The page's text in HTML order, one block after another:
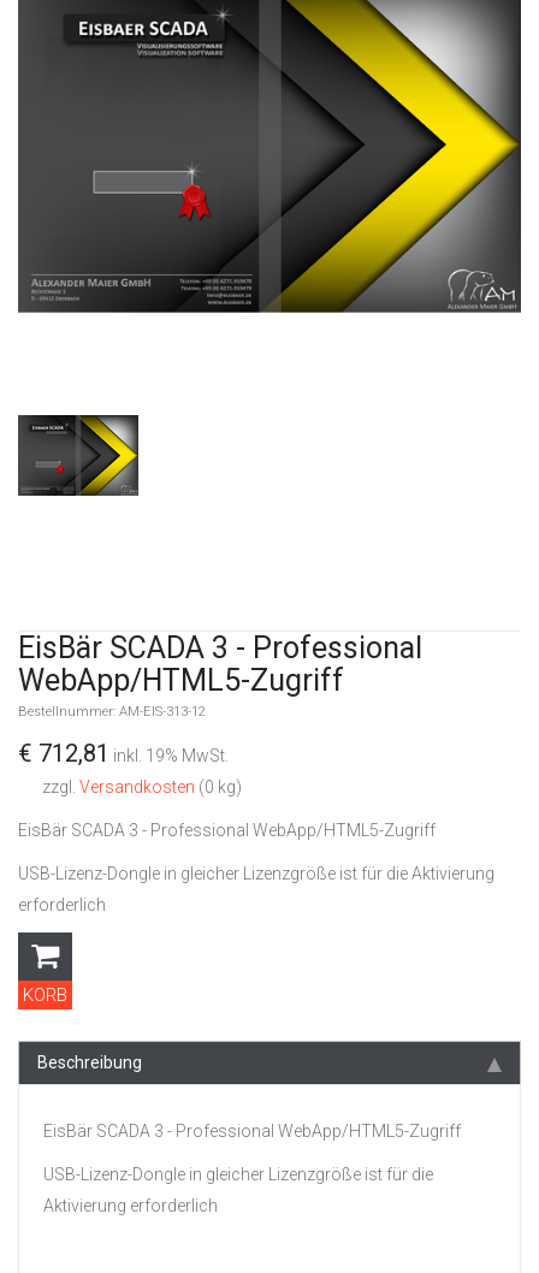
EisBär SCADA 3 - Professional
WebApp/HTML5-Zugriff
Bestellnummer: AM-EIS-313-12
€ 712,81 inkl. 19% MwSt.
zzgl. Versandkosten (0 kg)
EisBär SCADA 3 - Professional WebApp/HTML5-Zugriff
USB-Lizenz-Dongle in gleicher Lizenzgröße ist für die Aktivierung
erforderlich
KORB
Beschreibung
EisBär SCADA 3 - Professional WebApp/HTML5-Zugriff
USB-Lizenz-Dongle in gleicher Lizenzgröße ist für die
Aktivierung erforderlich